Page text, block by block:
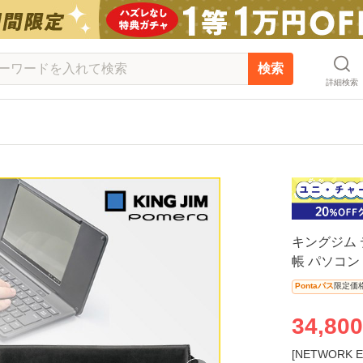
検索
詳細検索
キングジム
帳 パソコ
Pontaパス限定価
34,800
[NETWORK